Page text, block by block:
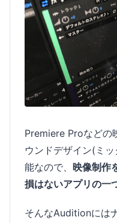
Premiere Proなどの
ウンドデザイン(ミ
能なので、 映像制作
損はないアプリの一
そんなAuditionには